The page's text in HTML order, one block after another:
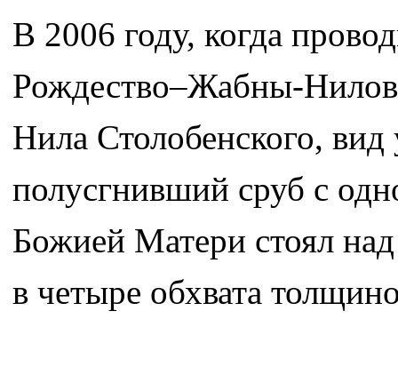
В 2006 году, когда
Рождество–Жабны-
Нила Столобенского,
полусгнивший сруб с
Божией Матери стоял
в четыре обхвата